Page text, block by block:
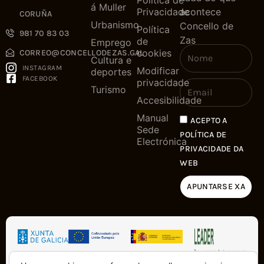
CORUÑA
981 70 83 03
CORREO@CONCELLODEZAS.GAL
INSTAGRAM
FACEBOOK
á Muller
Urbanismo
Emprego
Cultura e
deportes
Turismo
Privacidade
Política
de
cookies
Modificar
privacidade
Accesibilidade
Manual
Sede
Electrónica
acontece
Concello de
Zas
ACEPTO A
POLÍTICA DE
PRIVACIDADE DA
WEB
APUNTARSE XA